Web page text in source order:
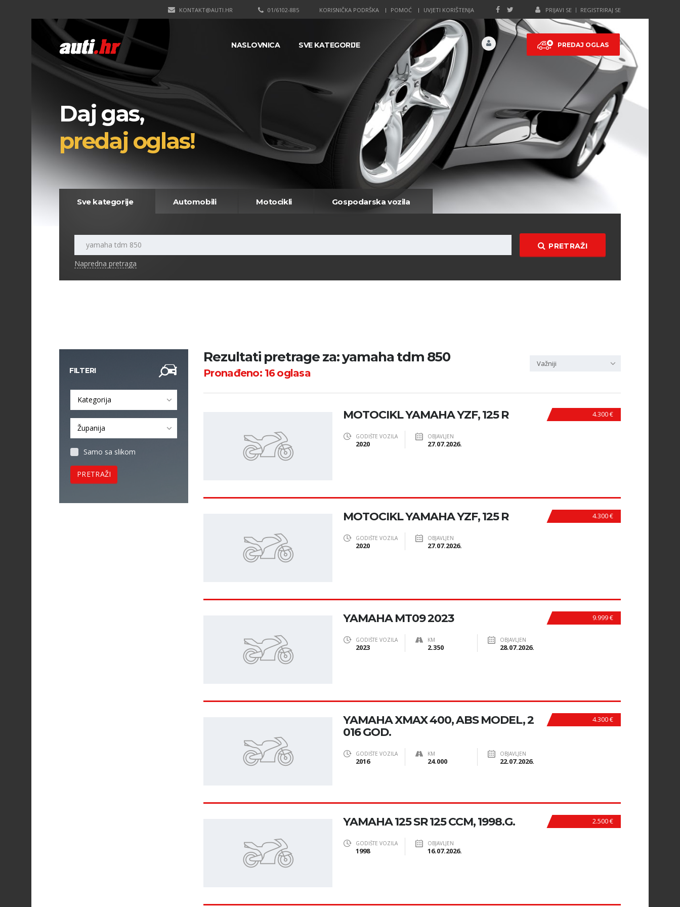
PRIJAVI SE REGISTRIRAJ SE
KORISNIČKA PODRŠKA POMOĆ UVJETI KORIŠTENJA
01/6102-885
KONTAKT@AUTI.HR
PREDAJ OGLAS
NASLOVNICA SVE KATEGORIJE
Daj gas,
predaj oglas!
Sve kategorije Automobili Motocikli Gospodarska vozila
PRETRAŽI
Napredna pretraga
FILTERI
Kategorija
Županija
Samo sa slikom
PRETRAŽI
Rezultati pretrage za: yamaha tdm 850
Pronađeno: 16oglasa
Važniji
4.300 €
MOTOCIKL YAMAHA YZF, 125 R
GODIŠTE VOZILA
2020
OBJAVLJEN
27.07.2026.
4.300 €
MOTOCIKL YAMAHA YZF, 125 R
GODIŠTE VOZILA
2020
OBJAVLJEN
27.07.2026.
9.999 €
YAMAHA MT09 2023
GODIŠTE VOZILA
2023
KM
2.350
OBJAVLJEN
28.07.2026.
4.300 €
YAMAHA XMAX 400, ABS MODEL, 2
016 GOD.
GODIŠTE VOZILA
2016
KM
24.000
OBJAVLJEN
22.07.2026.
2.500 €
YAMAHA 125 SR 125 CCM, 1998.G.
GODIŠTE VOZILA
1998
OBJAVLJEN
16.07.2026.